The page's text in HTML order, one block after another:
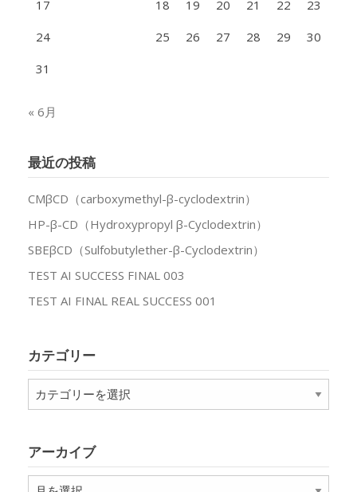
17
18 19 20 21 22
23
24
25 26 27 28 29
30
31
« 6月
最近の投稿
CMβCD（carboxymethyl-β-cyclodextrin）
HP-β-CD（Hydroxypropyl β-Cyclodextrin）
SBEβCD（Sulfobutylether-β-Cyclodextrin）
TEST AI SUCCESS FINAL 003
TEST AI FINAL REAL SUCCESS 001
カテゴリー
テ
ー
アーカイブ
ア